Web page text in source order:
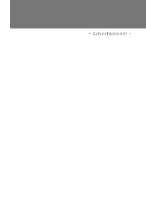
- Advertisement -